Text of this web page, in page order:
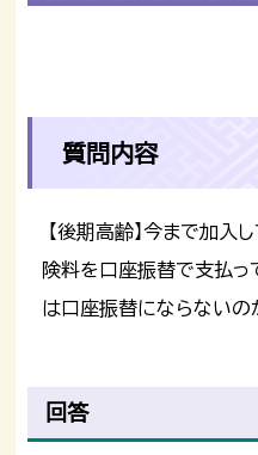
質問内容
【後期高齢】今まで加入
険料を口座振替で支払っ
は口座振替にならないの
回答